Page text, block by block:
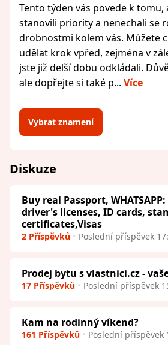
Tento týden vás povede k tomu,
stanovili priority a nenechali se
drobnostmi kolem vás. Můžete
udělat krok vpřed, zejména v
jste již delší dobu odkládali.
ale dopřejte si také p... Více
Vybrat znamení
Diskuze
Buy real Passport, WHATSAPP:
driver's licenses, ID cards,
certificates,Visas
2 Příspěvků Poslední příspěvek
Prodej bytu s vlastnici.cz -
17 Příspěvků Poslední příspěvek
Kam na rodinný víkend?
161 Příspěvků Poslední příspěvek